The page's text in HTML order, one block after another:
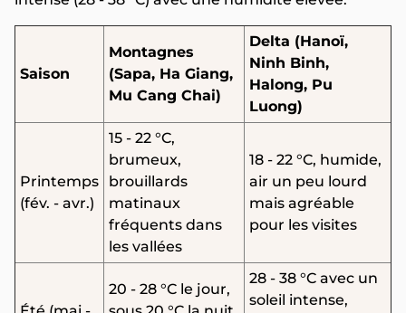
Saison
Montagnes
(Sapa, Ha Giang,
Mu Cang Chai)
Delta (Hanoï,
Ninh Binh,
Halong, Pu
Luong)
Printemps
(fév. - avr.)
15 - 22 °C,
brumeux,
brouillards
matinaux
fréquents dans
les vallées
18 - 22 °C, humide,
air un peu lourd
mais agréable
pour les visites
20 - 28 °C le jour,
28 - 38 °C avec un
soleil intense,